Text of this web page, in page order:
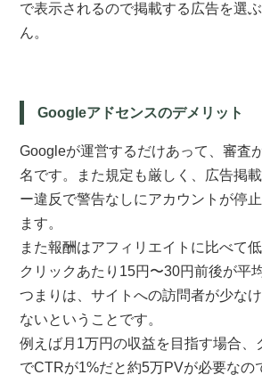
で表示されるので掲載する広告を選
ん。
Googleアドセンスのデメリット
Googleが運営するだけあって、審査
名です。また規定も厳しく、広告掲
ー違反で警告なしにアカウントが停
ます。
また報酬はアフィリエイトに比べて
クリックあたり15円〜30円前後が平
つまりは、サイトへの訪問者が少な
ないということです。
例えば月1万円の収益を目指す場合、
でCTRが1%だと約5万PVが必要なの